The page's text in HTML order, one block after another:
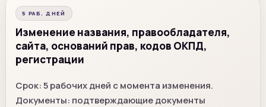
5 РАБ. ДНЕЙ
Изменение названия, правообладателя,
сайта, оснований прав, кодов ОКПД,
регистрации
Срок: 5 рабочих дней с момента изменения.
Документы: подтверждающие документы